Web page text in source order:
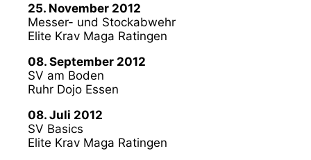
25. November 2012
Messer- und Stockabwehr
Elite Krav Maga Ratingen
08. September 2012
SV am Boden
Ruhr Dojo Essen
08. Juli 2012
SV Basics
Elite Krav Maga Ratingen